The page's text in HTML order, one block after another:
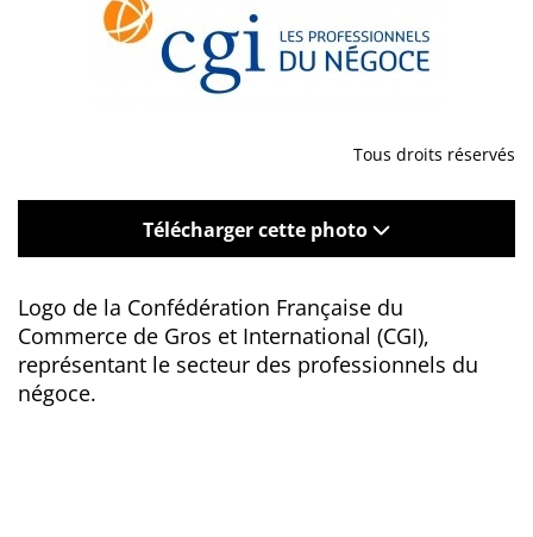
Tous droits réservés
Télécharger cette photo
Logo de la Confédération Française du
Commerce de Gros et International (CGI),
représentant le secteur des professionnels du
négoce.